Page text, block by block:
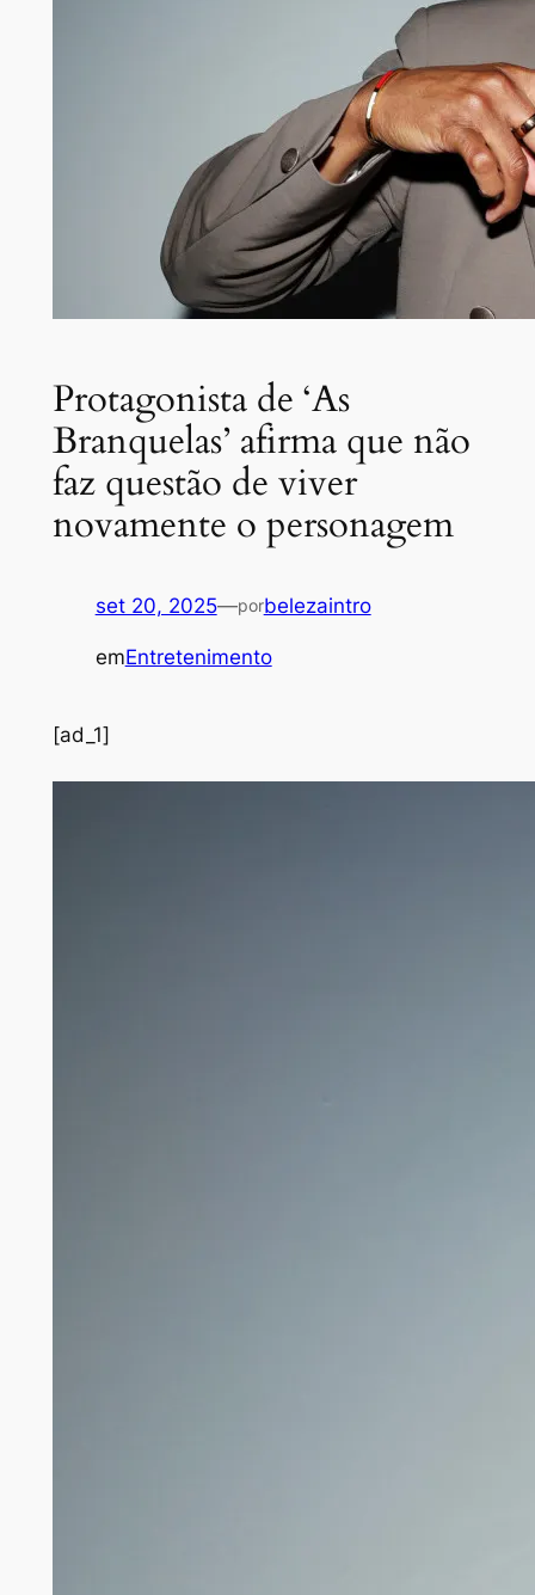
Protagonista de ‘As
Branquelas’ afirma que não
faz questão de viver
novamente o personagem
set 20, 2025—porbelezaintro
emEntretenimento
[ad_1]